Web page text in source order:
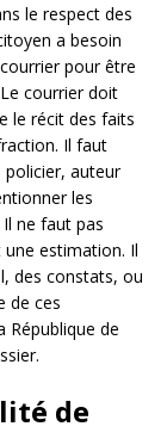
le respect des
a besoin
pour être
courrier doit
le récit des faits
Il faut
auteur
les
ne faut pas
estimation. Il
des constats, ou
de ces
de
de